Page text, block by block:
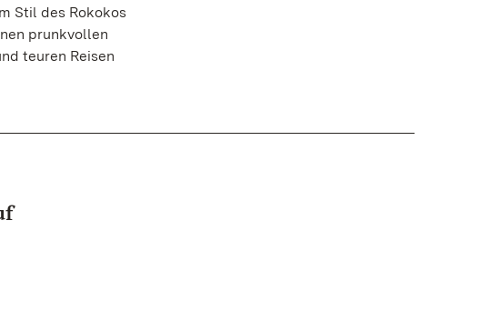
Stil des Rokokos
prunkvollen
teuren Reisen